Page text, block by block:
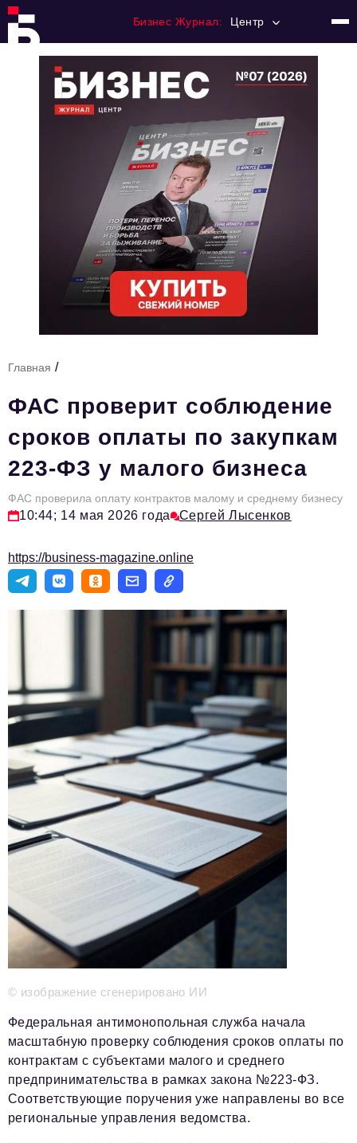
Бизнес Журнал: Центр
Регулирование
Премия "Тульский Бизнес"
История тульского предпринимательства
Тема номера
HR
Персона номера
Инфраструктура развития
Туризм
Импортозамещение
Телефон редакции: +7 495 727-01-67
Электронные почты редакции:
Информационный отдел
info@business-magazine.online
Отдел рекламы
reklama@business-magazine.online
Отдел распространения/редакционная подписка
podpiska@business-magazine.online
partner@business-magazine.online
Главная /
ФАС проверит соблюдение
сроков оплаты по закупкам
223-ФЗ у малого бизнеса
ФАС проверила оплату контрактов малому и среднему бизнесу
10:44; 14 мая 2026 года Сергей Лысенков
https://business-magazine.online
© изображение сгенерировано ИИ
Федеральная антимонопольная служба начала
масштабную проверку соблюдения сроков оплаты по
контрактам с субъектами малого и среднего
предпринимательства в рамках закона №223-ФЗ.
Соответствующие поручения уже направлены во все
региональные управления ведомства.